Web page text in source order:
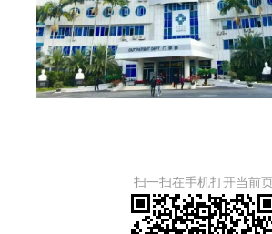
扫一扫在手机打开当前页